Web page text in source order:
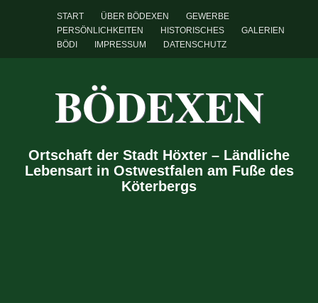
START ÜBER BÖDEXEN
GEWERBE
PERSÖNLICHKEITEN
HISTORISCHES
GALERIEN
BÖDI
IMPRESSUM DATENSCHUTZ
BÖDEXEN
Ortschaft der Stadt Höxter – Ländliche
Lebensart in Ostwestfalen am Fuße des
Köterbergs